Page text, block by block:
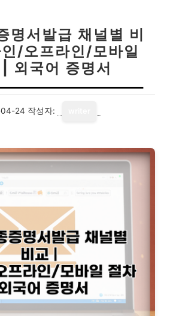
명서발급 채널별 비
/오프라인/모바일
외국어 증명서
24 작성자: